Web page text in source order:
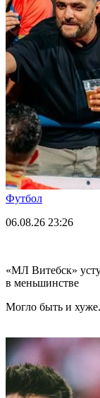
Футбол
06.08.26 23:26
«МЛ Витебск»
в меньшинстве
Могло быть и хуже.